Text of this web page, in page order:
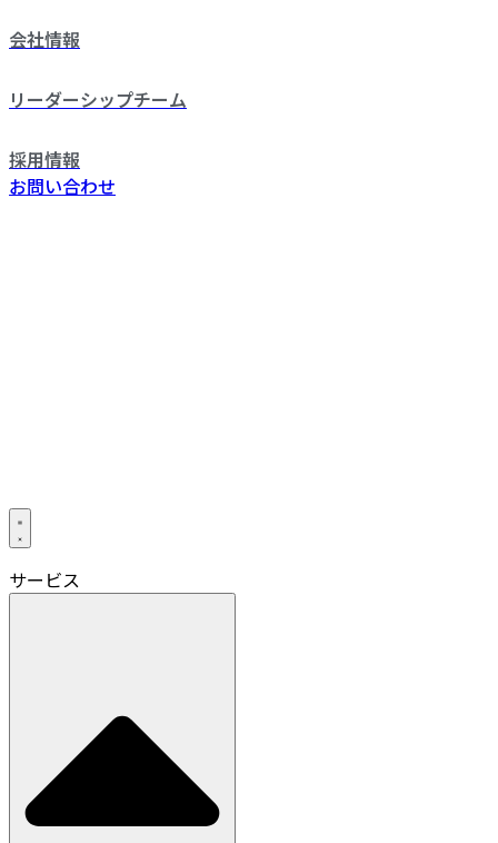
会社情報
リーダーシップチーム
採用情報
お問い合わせ
サービス